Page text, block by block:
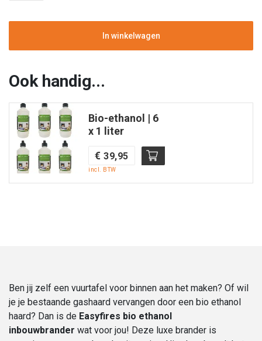
Flow
cm
Enjoyfires
aantal
In winkelwagen
Ook handig...
Bio-ethanol | 6
x 1 liter
€ 39,95
incl. BTW
Ben jij zelf een vuurtafel voor binnen aan het maken? Of wil
je je bestaande gashaard vervangen door een bio ethanol
haard? Dan is de Easyfires bio ethanol
inbouwbrander wat voor jou! Deze luxe brander is